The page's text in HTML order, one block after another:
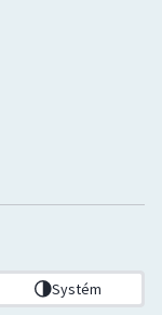
Systém